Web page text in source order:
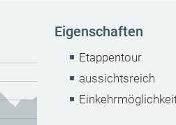
Eigenschaften
Etappentour
aussichtsreich